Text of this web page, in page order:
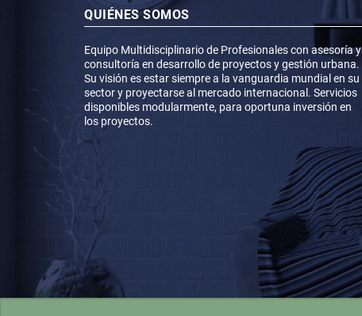
QUIÉNES SOMOS
Equipo Multidisciplinario de Profesionales con asesoría y
consultoría en desarrollo de proyectos y gestión urbana.
Su visión es estar siempre a la vanguardia mundial en su
sector y proyectarse al mercado internacional. Servicios
disponibles modularmente, para oportuna inversión en
los proyectos.